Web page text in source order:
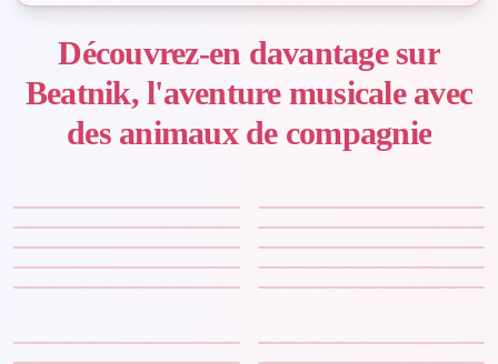
Découvrez-en davantage sur
Beatnik, l'aventure musicale avec
des animaux de compagnie